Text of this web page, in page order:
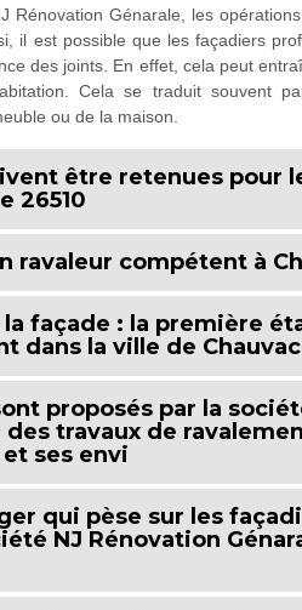
Rénovation Génarale, les
il est possible que les façadiers
des joints. En effet, cela peut
Cela se traduit souvent
ou de la maison.
être retenues pour
26510
ravaleur compétent à
façade : la première
dans la ville de
proposés par la
des travaux de
ses envi
qui pèse sur les
NJ Rénovation